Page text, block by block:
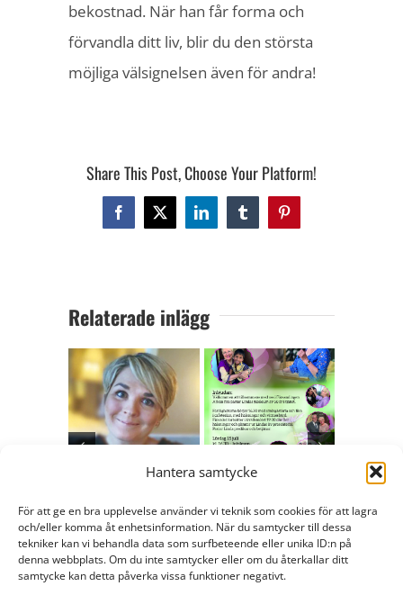
Hantera samtycke
För att ge en bra upplevelse använder vi teknik som cookies för att lagra
och/eller komma åt enhetsinformation. När du samtycker till dessa
tekniker kan vi behandla data som surfbeteende eller unika ID:n på
denna webbplats. Om du inte samtycker eller om du återkallar ditt
samtycke kan detta påverka vissa funktioner negativt.
bekostnad. När han får forma och
förvandla ditt liv, blir du den största
möjliga välsignelsen även för andra!
Share This Post, Choose Your Platform!
Facebook
X LinkedInTumblrPinterest
Relaterade inlägg
Höstens gästlärare
i bibelskolan
juli 23rd, 2024
En hälsning från
och inbjudan till fest!
juni 8th, 2023
Prova på
där du är!
mars 9th,